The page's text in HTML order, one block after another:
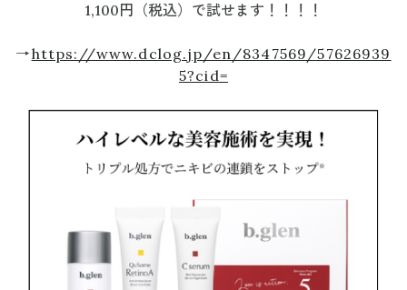
1,100円（税込）で試せます！！！！
→https://www.dclog.jp/en/8347569/57626939
5?cid=